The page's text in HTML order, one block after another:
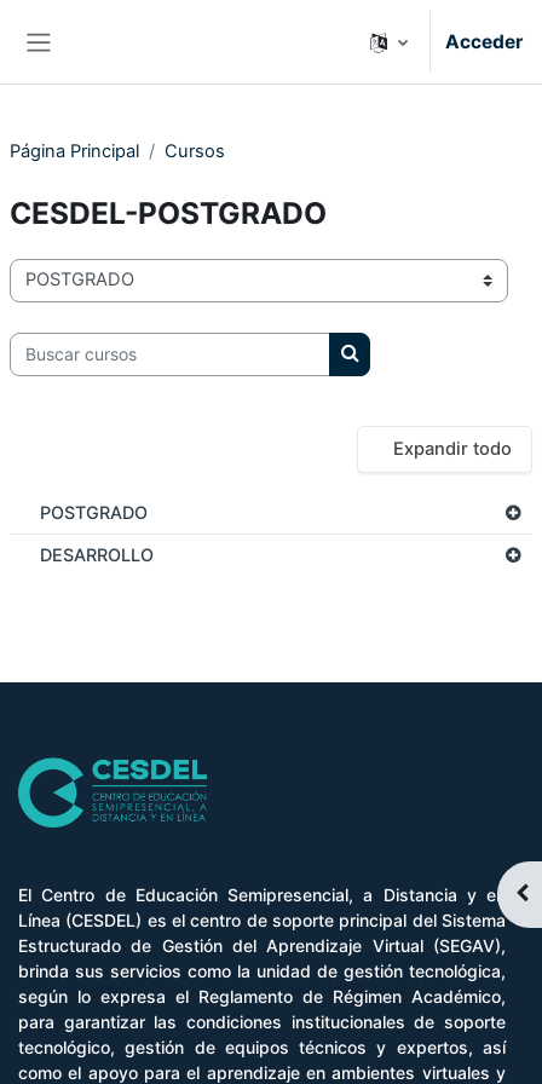
Acceder
Página Principal Cursos
CESDEL-POSTGRADO
Categorías
Buscar cursos
Buscar cursos
Expandir todo
POSTGRADO
DESARROLLO
El Centro de Educación Semipresencial, a Distancia y en
Línea (CESDEL) es el centro de soporte principal del Sistema
Estructurado de Gestión del Aprendizaje Virtual (SEGAV),
brinda sus servicios como la unidad de gestión tecnológica,
según lo expresa el Reglamento de Régimen Académico,
para garantizar las condiciones institucionales de soporte
tecnológico, gestión de equipos técnicos y expertos, así
como el apoyo para el aprendizaje en ambientes virtuales y